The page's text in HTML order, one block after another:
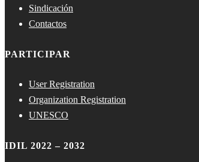
Sindicación
Contactos
PARTICIPAR
User Registration
Organization Registration
UNESCO
IDIL 2022 – 2032